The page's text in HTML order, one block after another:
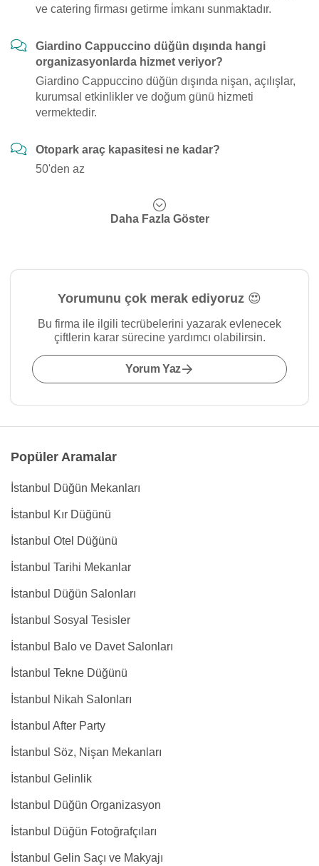
ve catering firması getirme i̇mkanı sunmaktadır.
Giardino Cappuccino düğün dışında hangi
organizasyonlarda hizmet veriyor?
Giardino Cappuccino düğün dışında nişan, açılışlar,
kurumsal etkinlikler ve doğum günü hizmeti
vermektedir.
Otopark araç kapasitesi ne kadar?
50'den az
Daha Fazla Göster
Yorumunu çok merak ediyoruz 😍
Bu firma ile ilgili tecrübelerini yazarak evlenecek
çiftlerin karar sürecine yardımcı olabilirsin.
Yorum Yaz
Popüler Aramalar
İstanbul Düğün Mekanları
İstanbul Kır Düğünü
İstanbul Otel Düğünü
İstanbul Tarihi Mekanlar
İstanbul Düğün Salonları
İstanbul Sosyal Tesisler
İstanbul Balo ve Davet Salonları
İstanbul Tekne Düğünü
İstanbul Nikah Salonları
İstanbul After Party
İstanbul Söz, Nişan Mekanları
İstanbul Gelinlik
İstanbul Düğün Organizasyon
İstanbul Düğün Fotoğrafçıları
İstanbul Gelin Saçı ve Makyajı